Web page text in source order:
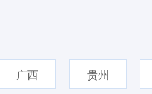
广西 贵州